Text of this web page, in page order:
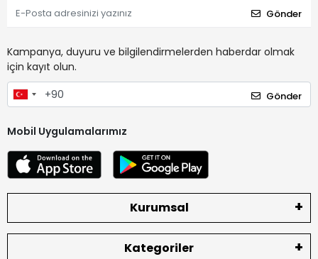
Gönder
Kampanya, duyuru ve bilgilendirmelerden haberdar olmak
için kayıt olun.
Gönder
Mobil Uygulamalarımız
Kurumsal
Kategoriler